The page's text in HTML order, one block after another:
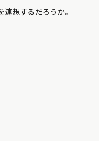
想するだろうか。